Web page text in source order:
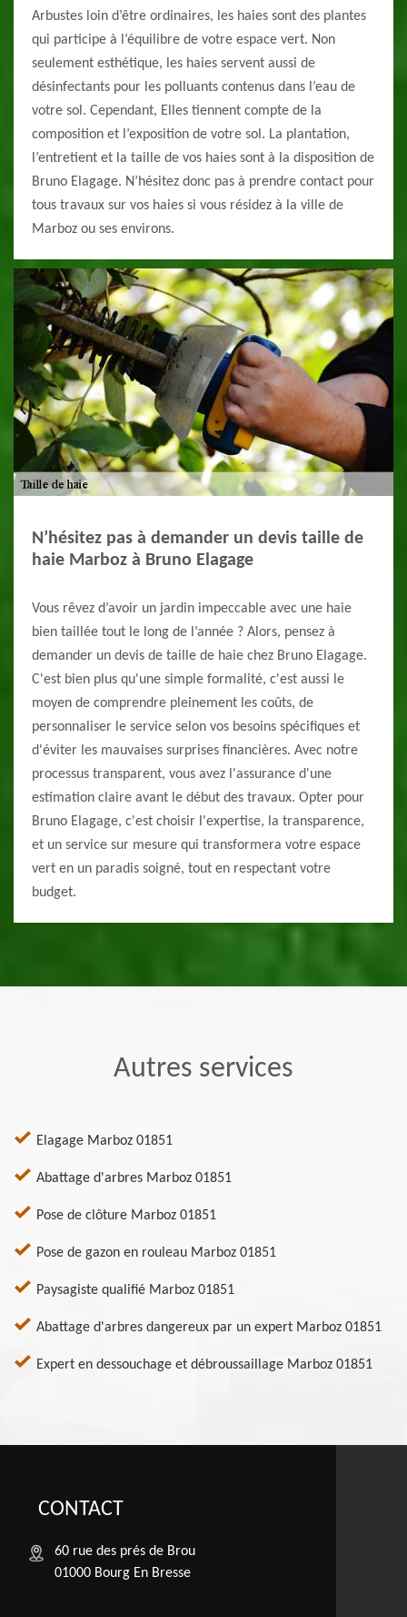
Arbustes loin d’être ordinaires, les haies sont des plantes
qui participe à l’équilibre de votre espace vert. Non
seulement esthétique, les haies servent aussi de
désinfectants pour les polluants contenus dans l’eau de
votre sol. Cependant, Elles tiennent compte de la
composition et l’exposition de votre sol. La plantation,
l’entretient et la taille de vos haies sont à la disposition de
Bruno Elagage. N’hésitez donc pas à prendre contact pour
tous travaux sur vos haies si vous résidez à la ville de
Marboz ou ses environs.
N’hésitez pas à demander un devis taille de
haie Marboz à Bruno Elagage
Vous rêvez d’avoir un jardin impeccable avec une haie
bien taillée tout le long de l’année ? Alors, pensez à
demander un devis de taille de haie chez Bruno Elagage.
C'est bien plus qu'une simple formalité, c'est aussi le
moyen de comprendre pleinement les coûts, de
personnaliser le service selon vos besoins spécifiques et
d'éviter les mauvaises surprises financières. Avec notre
processus transparent, vous avez l'assurance d'une
estimation claire avant le début des travaux. Opter pour
Bruno Elagage, c'est choisir l'expertise, la transparence,
et un service sur mesure qui transformera votre espace
vert en un paradis soigné, tout en respectant votre
budget.
Autres services
Elagage Marboz 01851
Abattage d'arbres Marboz 01851
Pose de clôture Marboz 01851
Pose de gazon en rouleau Marboz 01851
Paysagiste qualifié Marboz 01851
Abattage d'arbres dangereux par un expert Marboz 01851
Expert en dessouchage et débroussaillage Marboz 01851
CONTACT
60 rue des prés de Brou
01000 Bourg En Bresse